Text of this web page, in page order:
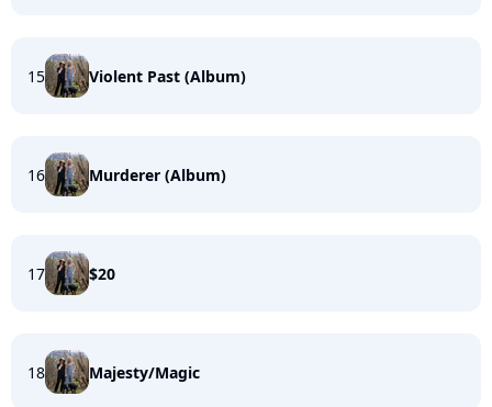
15 Violent Past (Album)
16 Murderer (Album)
17 $20
18 Majesty/Magic